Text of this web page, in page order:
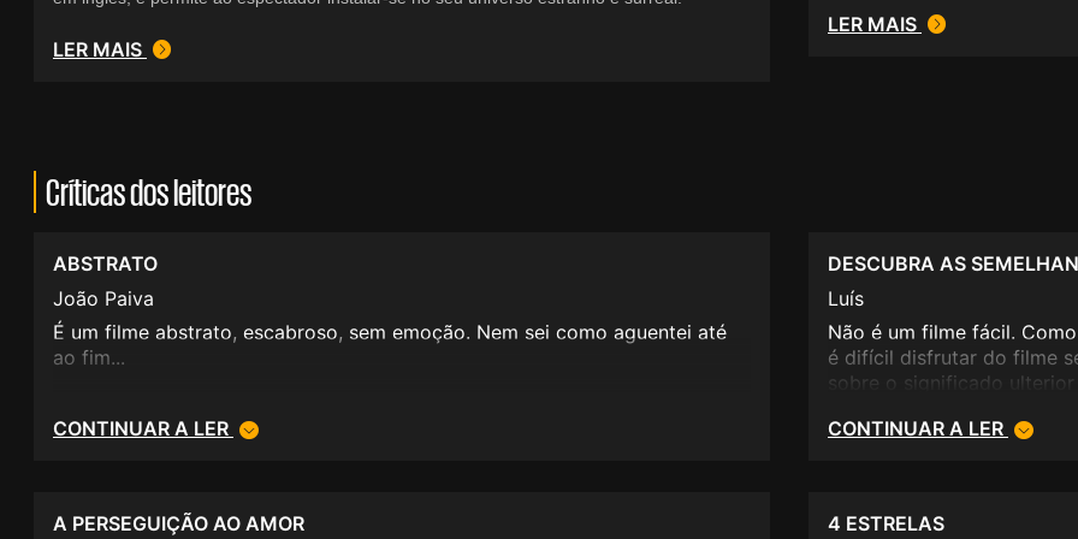
LER MAIS
LER MAIS
Críticas dos leitores
ABSTRATO
João Paiva
É um filme abstrato, escabroso, sem emoção. Nem sei como aguentei até
ao fim...
CONTINUAR A LER
DESCUBRA AS
Luís
Não é um filme fácil.
é difícil disfrutar do filme
sobre o significado
compreensão da narrativa
entre a "realidade social"
CONTINUAR A LER
A PERSEGUIÇÃO AO AMOR
4 ESTRELAS